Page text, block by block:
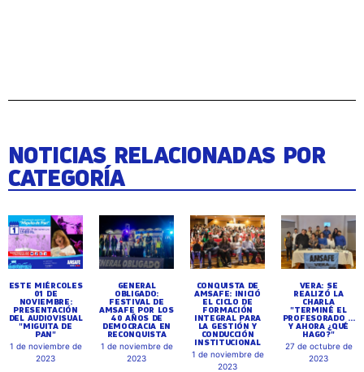
NOTICIAS RELACIONADAS POR
CATEGORÍA
ESTE MIÉRCOLES
01 DE
NOVIEMBRE:
PRESENTACIÓN
DEL AUDIOVISUAL
"MIGUITA DE
PAN"
1 de noviembre de
2023
GENERAL
OBLIGADO:
FESTIVAL DE
AMSAFE POR LOS
40 AÑOS DE
DEMOCRACIA EN
RECONQUISTA
1 de noviembre de
2023
CONQUISTA DE
AMSAFE: INICIÓ
EL CICLO DE
FORMACIÓN
INTEGRAL PARA
LA GESTIÓN Y
CONDUCCIÓN
INSTITUCIONAL
1 de noviembre de
2023
VERA: SE
REALIZÓ LA
CHARLA
"TERMINÉ EL
PROFESORADO ...
Y AHORA ¿QUÉ
HAGO?"
27 de octubre de
2023